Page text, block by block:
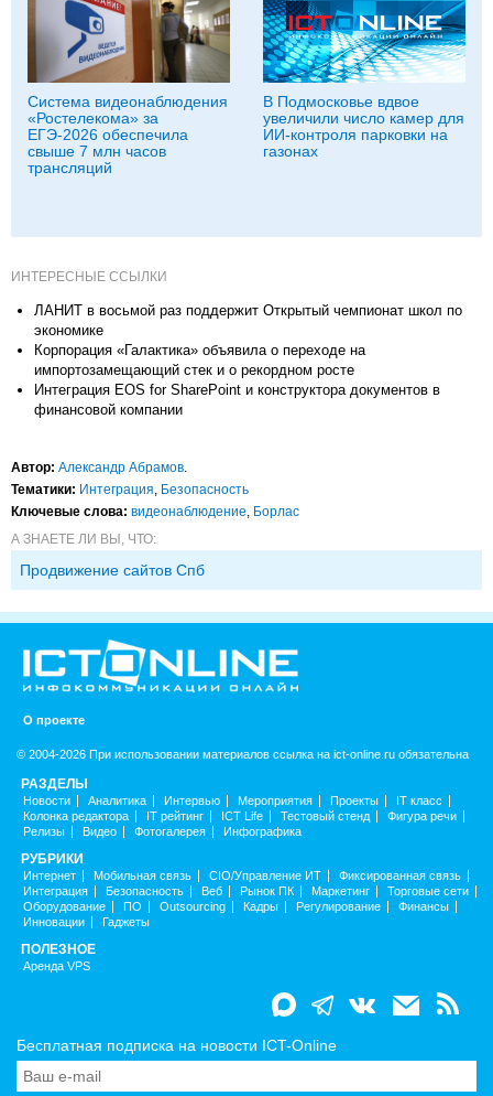
Система видеонаблюдения
«Ростелекома» за
ЕГЭ-2026 обеспечила
свыше 7 млн часов
трансляций
В Подмосковье вдвое
увеличили число камер для
ИИ-контроля парковки на
газонах
ИНТЕРЕСНЫЕ ССЫЛКИ
ЛАНИТ в восьмой раз поддержит Открытый чемпионат школ по
экономике
Корпорация «Галактика» объявила о переходе на
импортозамещающий стек и о рекордном росте
Интеграция EOS for SharePoint и конструктора документов в
финансовой компании
Автор: Александр Абрамов
Тематики: Интеграция Безопасность
Ключевые слова: видеонаблюдение Борлас
А ЗНАЕТЕ ЛИ ВЫ, ЧТО:
Продвижение сайтов Спб
О проекте
© 2004-2026 При использовании материалов ссылка на ict-online.ru обязательна
РАЗДЕЛЫ
Новости Аналитика Интервью Мероприятия Проекты
IT класс
Колонка редактора
IT рейтинг ICT Life Тестовый стенд
Фигура речи
Релизы
Видео Фотогалерея Инфографика
РУБРИКИ
Интернет Мобильная связь CIO/Управление ИТ
Фиксированная связь
Интеграция
Безопасность Веб Рынок ПК Маркетинг
Торговые сети
Оборудование
ПО Outsourcing Кадры Регулирование
Финансы
Инновации
Гаджеты
ПОЛЕЗНОЕ
Аренда VPS
Бесплатная подписка на новости ICT-Online